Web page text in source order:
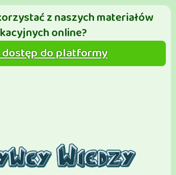
z naszych materiałów
online?
do platformy